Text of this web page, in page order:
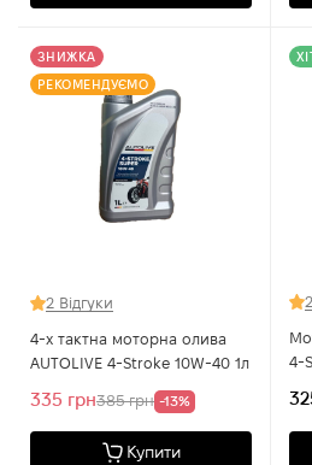
ЗНИЖКА
РЕКОМЕНДУЄМО
2 Відгуки
4-х тактна моторна олива
AUTOLIVE 4-Stroke 10W-40 1л
335 грн385 грн -13%
Купити
4-